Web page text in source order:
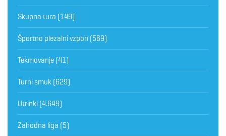
Skupna tura (149)
Športno plezalni vzpon (569)
Tekmovanje (41)
Turni smuk (629)
Utrinki (4.649)
Zahodna liga (5)